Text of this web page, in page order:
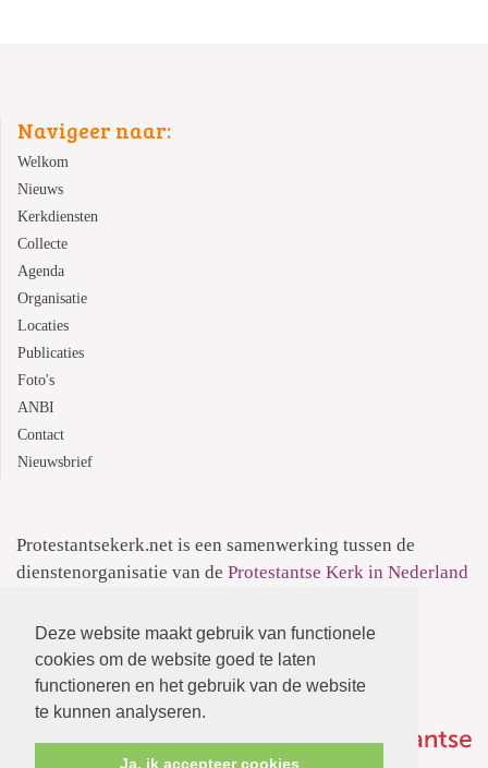
Deze website maakt gebruik van functionele
cookies om de website goed te laten
functioneren en het gebruik van de website
te kunnen analyseren.
Ja, ik accepteer cookies
Navigeer naar:
Welkom
Nieuws
Kerkdiensten
Collecte
Agenda
Organisatie
Locaties
Publicaties
Foto's
ANBI
Contact
Nieuwsbrief
Protestantsekerk.net is een samenwerking tussen de
dienstenorganisatie van de Protestantse Kerk in Nederland
Informatie over dePrivacyverklaring